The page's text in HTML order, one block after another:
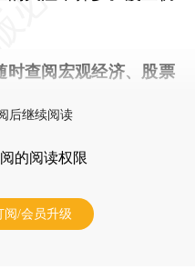
时查阅宏观经济、股票
后继续阅读
的阅读权限
阅/会员升级